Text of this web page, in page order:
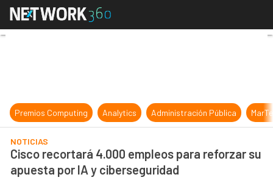
Cisco recortará 4.000 empleos
Premios Computing Analytics Administración Pública
NOTICIAS
Cisco recortará 4.000 empleos para reforzar su
apuesta por IA y ciberseguridad